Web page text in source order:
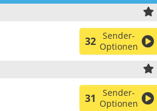
32 Sender-
Optionen
31
Sender-
Optionen